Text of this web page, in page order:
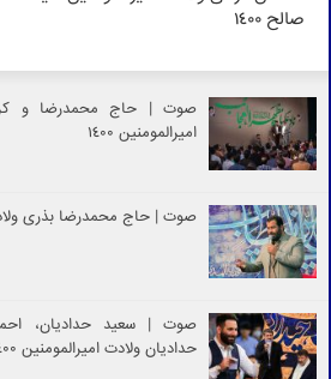
صالح 1400
صوت | حاج محمدرضا و
امیرالمومنین 1400
صوت | حاج محمدرضا بذری ولادت
صوت | سعید حدادیان،
حدادیان ولادت امیرالمومنین 1400